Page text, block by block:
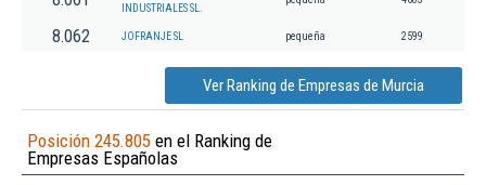
INDUSTRIALES SL.
8.062 JOFRANJE SL pequeña 2599
Ver Ranking de Empresas de Murcia
Posición 245.805 en el Ranking de
Empresas Españolas